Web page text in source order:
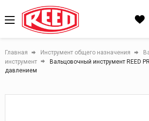
Главная Инструмент общего назначения
инструмент
Вальцовочный инструмент REED
давлением